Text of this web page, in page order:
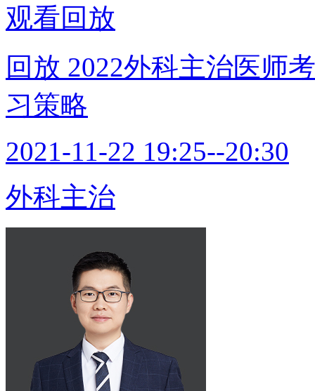
观看回放
回放 2022外科主治医师
习策略
2021-11-22 19:25--20:30
外科主治